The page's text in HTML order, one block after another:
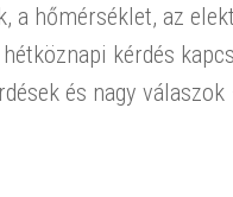
a hőmérséklet, az
kérdés
és nagy